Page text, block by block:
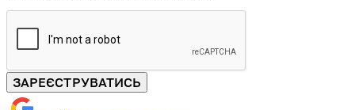
ЗАРЕЄСТРУВАТИСЬ